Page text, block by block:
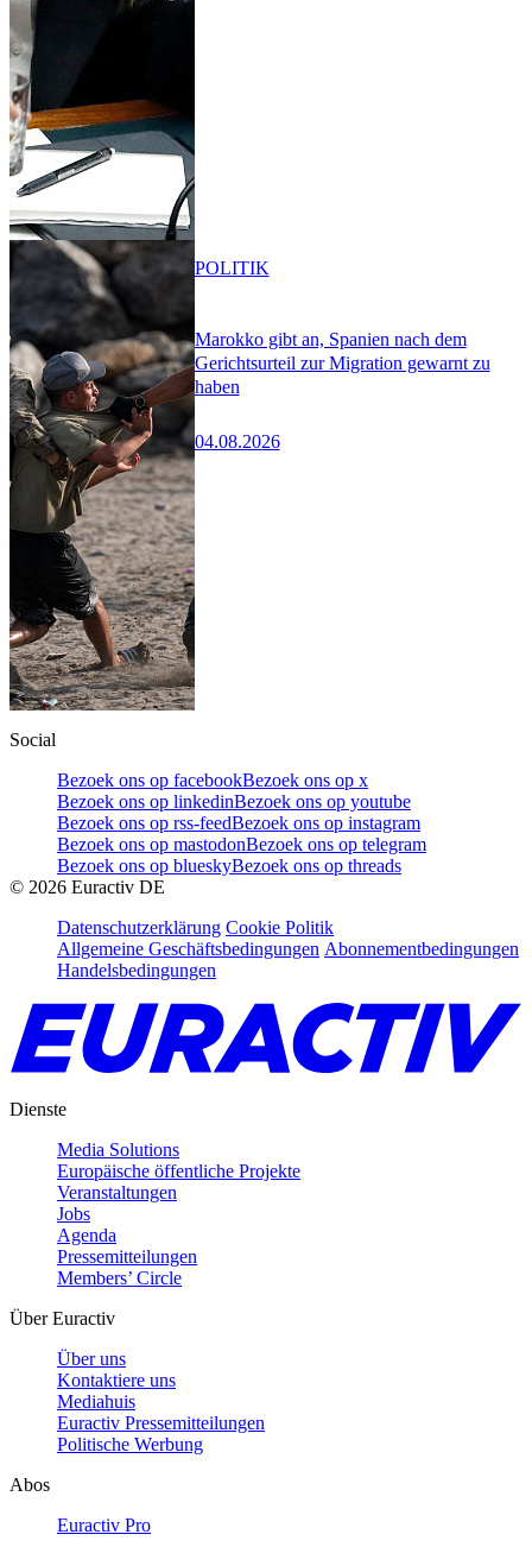
Marokko gibt an, Spanien nach dem
Gerichtsurteil zur Migration gewarnt zu
haben
04.08.2026
POLITIK
Social
Bezoek ons op facebookBezoek ons op x
Bezoek ons op linkedinBezoek ons op youtube
Bezoek ons op rss-feedBezoek ons op instagram
Bezoek ons op mastodonBezoek ons op telegram
Bezoek ons op blueskyBezoek ons op threads
© 2026 Euractiv DE
Datenschutzerklärung Cookie Politik
Allgemeine Geschäftsbedingungen Abonnementbedingungen
Handelsbedingungen
Dienste
Media Solutions
Europäische öffentliche Projekte
Veranstaltungen
Jobs
Agenda
Pressemitteilungen
Members’ Circle
Über Euractiv
Über uns
Kontaktiere uns
Mediahuis
Euractiv Pressemitteilungen
Politische Werbung
Abos
Euractiv Pro